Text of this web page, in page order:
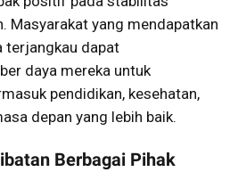
Masyarakat yang mendapatkan
terjangkau dapat
daya mereka untuk
pendidikan, kesehatan,
depan yang lebih baik.
Berbagai Pihak